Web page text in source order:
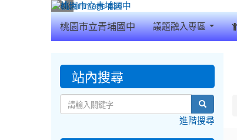
桃園市立青埔國中 議題融入專區
::: 站內搜尋
search
進階搜尋